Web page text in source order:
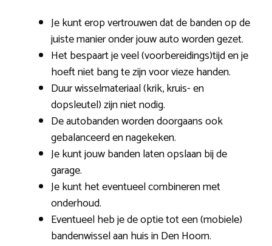
Je kunt erop vertrouwen dat de banden op de
juiste manier onder jouw auto worden gezet.
Het bespaart je veel (voorbereidings)tijd en je
hoeft niet bang te zijn voor vieze handen.
Duur wisselmateriaal (krik, kruis- en
dopsleutel) zijn niet nodig.
De autobanden worden doorgaans ook
gebalanceerd en nagekeken.
Je kunt jouw banden laten opslaan bij de
garage.
Je kunt het eventueel combineren met
onderhoud.
Eventueel heb je de optie tot een (mobiele)
bandenwissel aan huis in Den Hoorn.